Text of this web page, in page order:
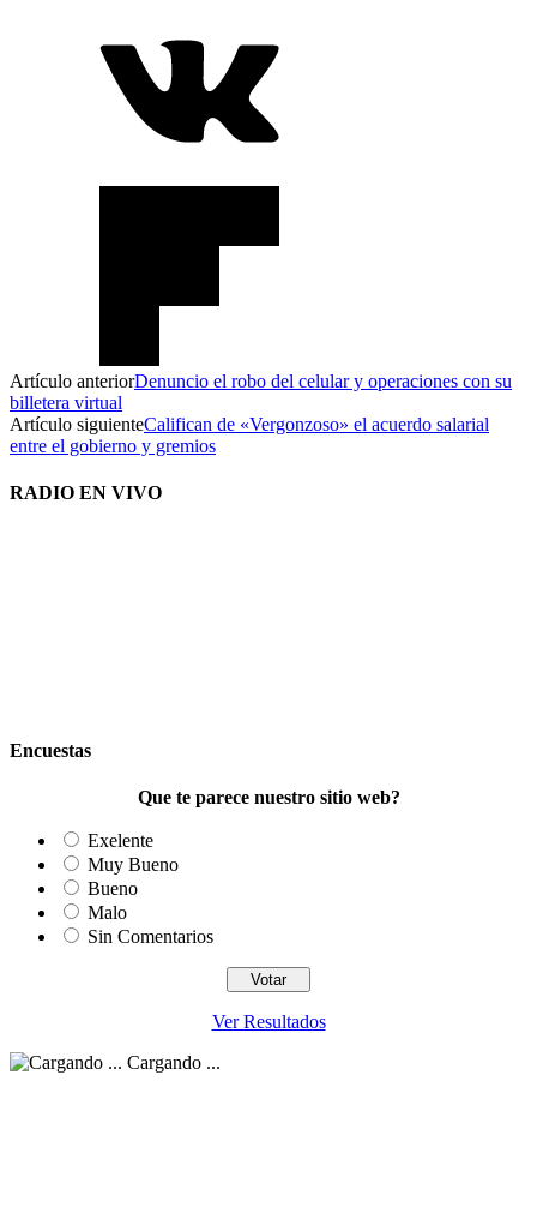
Artículo anteriorDenuncio el robo del celular y operaciones con su
billetera virtual
Artículo siguienteCalifican de «Vergonzoso» el acuerdo salarial
entre el gobierno y gremios
RADIO EN VIVO
Encuestas
Que te parece nuestro sitio web?
Exelente
Muy Bueno
Bueno
Malo
Sin Comentarios
Ver Resultados
Cargando ...